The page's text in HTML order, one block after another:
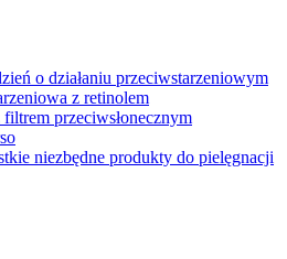
o działaniu przeciwstarzeniowym
z retinolem
przeciwsłonecznym
niezbędne produkty do pielęgnacji